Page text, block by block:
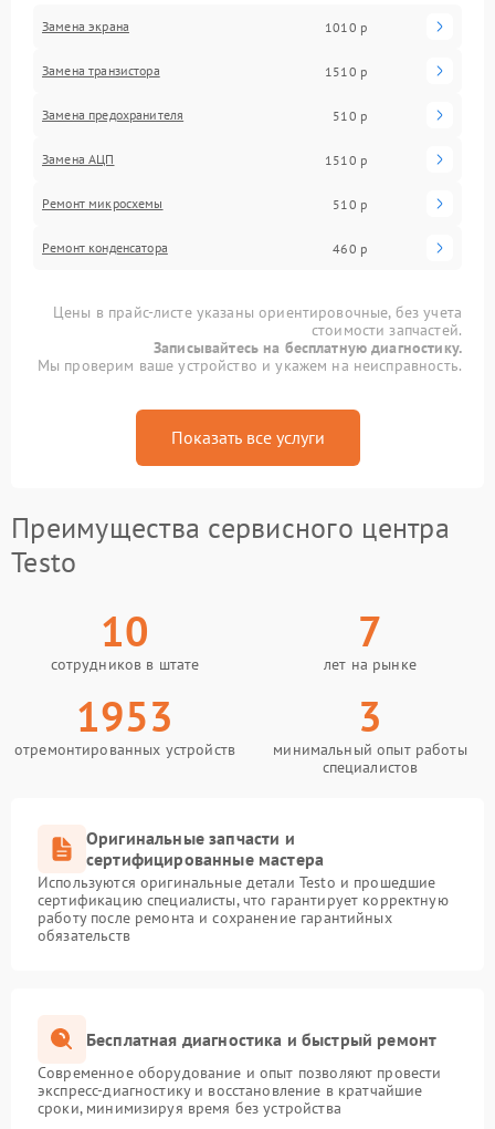
Замена экрана 1010 р
Замена транзистора 1510 р
Замена предохранителя 510 р
Замена АЦП 1510 р
Ремонт микросхемы 510 р
Ремонт конденсатора 460 р
Цены в прайс-листе указаны ориентировочные, без учета
стоимости запчастей.
Записывайтесь на бесплатную диагностику.
Мы проверим ваше устройство и укажем на неисправность.
Показать все услуги
Преимущества сервисного центра
Testo
10
сотрудников в штате
7
лет на рынке
1953
отремонтированных устройств
3
минимальный опыт работы
специалистов
Оригинальные запчасти и
сертифицированные мастера
Используются оригинальные детали Testo и прошедшие
сертификацию специалисты, что гарантирует корректную
работу после ремонта и сохранение гарантийных
обязательств
Бесплатная диагностика и быстрый ремонт
Современное оборудование и опыт позволяют провести
экспресс-диагностику и восстановление в кратчайшие
сроки, минимизируя время без устройства